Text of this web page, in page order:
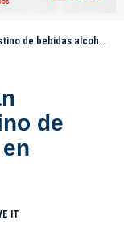
alcohólicas en Navarrete
de